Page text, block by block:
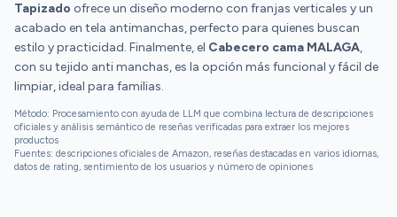
Tapizado ofrece un diseño moderno con franjas verticales y un
acabado en tela antimanchas, perfecto para quienes buscan
estilo y practicidad. Finalmente, el Cabecero cama MALAGA,
con su tejido anti manchas, es la opción más funcional y fácil de
limpiar, ideal para familias.
Método: Procesamiento con ayuda de LLM que combina lectura de descripciones
oficiales y análisis semántico de reseñas verificadas para extraer los mejores
productos
Fuentes: descripciones oficiales de Amazon, reseñas destacadas en varios idiomas,
datos de rating, sentimiento de los usuarios y número de opiniones